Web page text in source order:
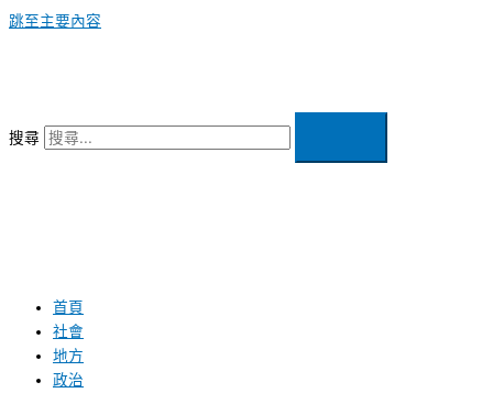
跳至主要內容
搜尋
首頁
社會
地方
政治